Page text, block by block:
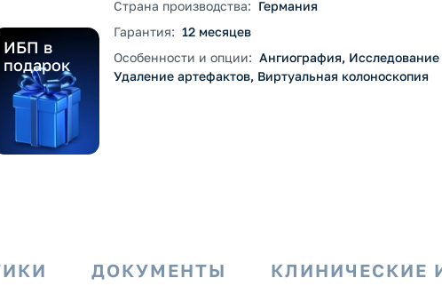
ИБП в
подарок
Страна производства: Германия
Гарантия: 12 месяцев
Особенности и опции: Ангиография, Исследование
Удаление артефактов, Виртуальная колоноскопия
ДОКУМЕНТЫ КЛИНИЧЕСКИЕ